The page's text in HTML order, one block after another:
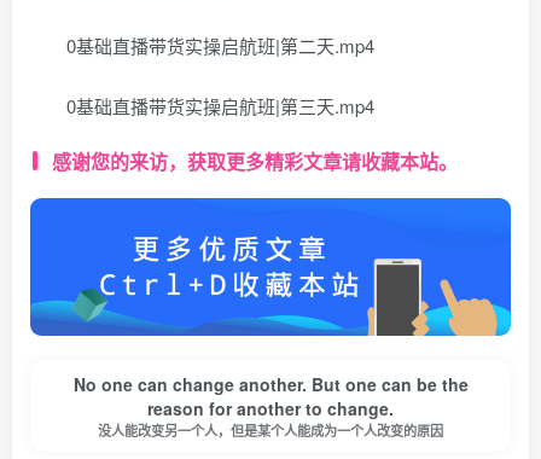
0基础直播带货实操启航班|第二天.mp4
0基础直播带货实操启航班|第三天.mp4
感谢您的来访，获取更多精彩文章请收藏本站。
No one can change another. But one can be the
reason for another to change.
没人能改变另一个人，但是某个人能成为一个人改变的原因